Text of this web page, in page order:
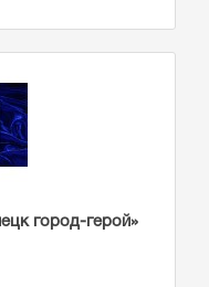
город-герой»